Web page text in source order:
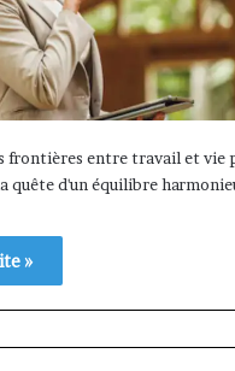
frontières entre travail et vie
quête d'un équilibre
»